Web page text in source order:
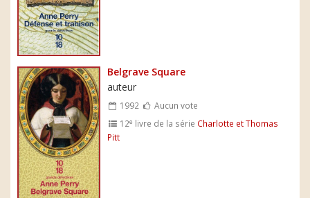
Belgrave Square
auteur
1992
Aucun vote
12e livre de la série Charlotte et Thomas
Pitt